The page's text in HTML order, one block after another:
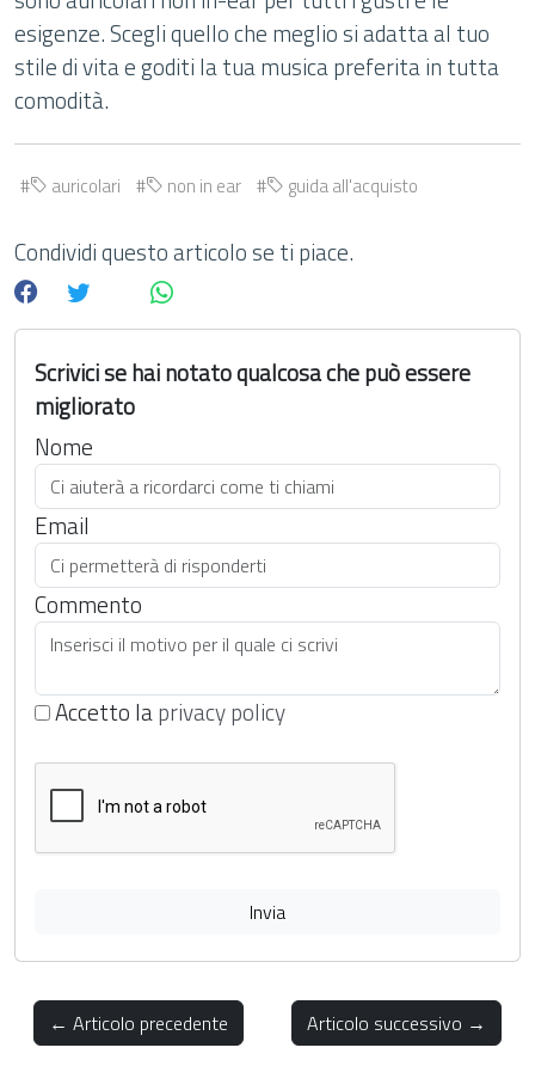
esigenze. Scegli quello che meglio si adatta al tuo
stile di vita e goditi la tua musica preferita in tutta
comodità.
auricolari non in ear guida all'acquisto
Condividi questo articolo se ti piace.
Scrivici se hai notato qualcosa che può essere
migliorato
Nome
Email
Commento
Accetto laprivacy policy
Invia
← Articolo precedente Articolo successivo →